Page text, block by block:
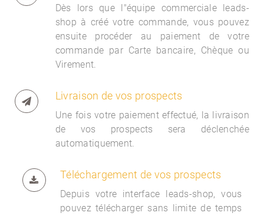
Dès lors que l"équipe commerciale leads-
shop à créé votre commande, vous pouvez
ensuite procéder au paiement de votre
commande par Carte bancaire, Chèque ou
Virement.
Livraison de vos prospects
Une fois votre paiement effectué, la livraison
de vos prospects sera déclenchée
automatiquement.
Téléchargement de vos prospects
Depuis votre interface leads-shop, vous
pouvez télécharger sans limite de temps